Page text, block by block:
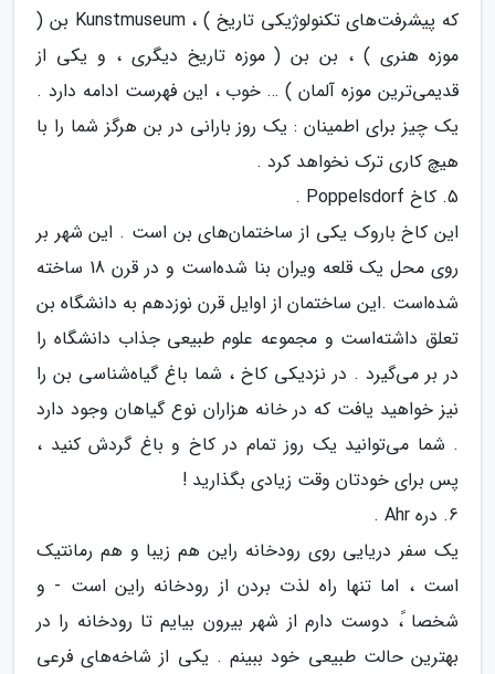
که پیشرفت‌های تکنولوژیکی تاریخ ) ، Kunstmuseum بن (
موزه هنری ) ، بن بن ( موزه تاریخ دیگری ، و یکی از
قدیمی‌ترین موزه آلمان ) … خوب ، این فهرست ادامه دارد .
یک چیز برای اطمینان : یک روز بارانی در بن هرگز شما را با
هیچ کاری ترک نخواهد کرد .
5. کاخ Poppelsdorf .
این کاخ باروک یکی از ساختمان‌های بن است . این شهر بر
روی محل یک قلعه ویران بنا شده‌است و در قرن 18 ساخته
شده‌است .این ساختمان از اوایل قرن نوزدهم به دانشگاه بن
تعلق داشته‌است و مجموعه علوم طبیعی جذاب دانشگاه را
در بر می‌گیرد . در نزدیکی کاخ ، شما باغ گیاه‌شناسی بن را
نیز خواهید یافت که در خانه هزاران نوع گیاهان وجود دارد
. شما می‌توانید یک روز تمام در کاخ و باغ گردش کنید ،
پس برای خودتان وقت زیادی بگذارید !
6. دره Ahr .
یک سفر دریایی روی رودخانه راین هم زیبا و هم رمانتیک
است ، اما تنها راه لذت بردن از رودخانه راین است - و
شخصا ً، دوست دارم از شهر بیرون بیایم تا رودخانه را در
بهترین حالت طبیعی خود ببینم . یکی از شاخه‌های فرعی